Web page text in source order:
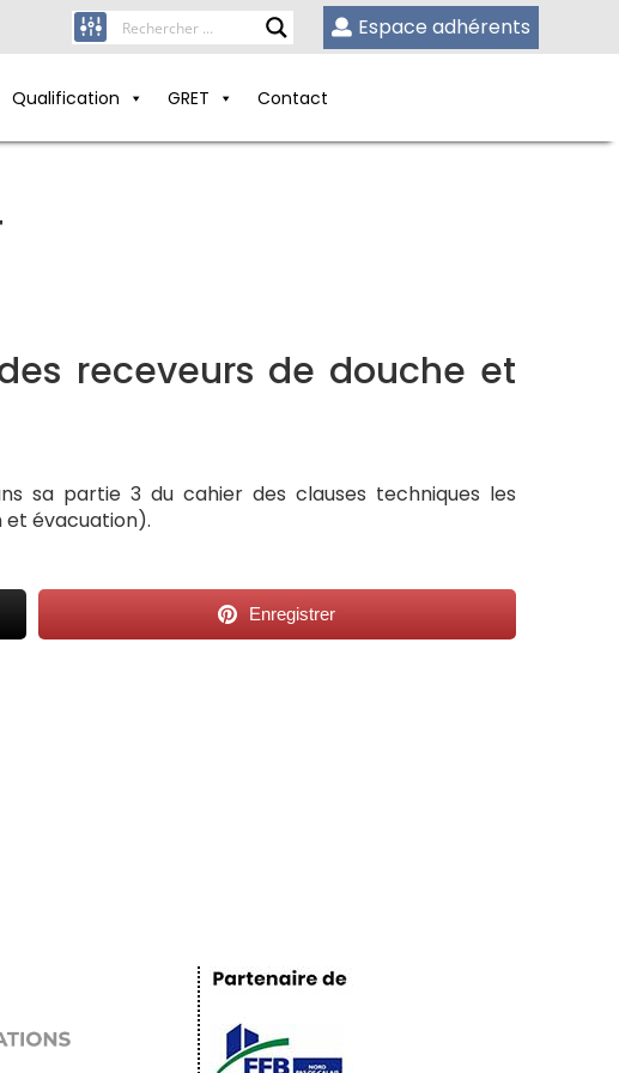
Espace adhérents
Qualification GRET Contact
receveurs de douche et
sa partie 3 du cahier des clauses techniques les
et évacuation).
Enregistrer